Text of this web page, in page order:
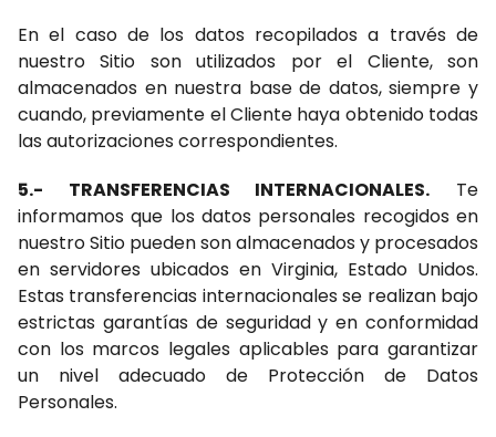
En el caso de los datos recopilados a través de
nuestro Sitio son utilizados por el Cliente, son
almacenados en nuestra base de datos, siempre y
cuando, previamente el Cliente haya obtenido todas
las autorizaciones correspondientes.
5.- TRANSFERENCIAS INTERNACIONALES. Te
informamos que los datos personales recogidos en
nuestro Sitio pueden son almacenados y procesados
en servidores ubicados en Virginia, Estado Unidos.
Estas transferencias internacionales se realizan bajo
estrictas garantías de seguridad y en conformidad
con los marcos legales aplicables para garantizar
un nivel adecuado de Protección de Datos
Personales.